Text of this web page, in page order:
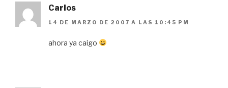
Carlos
14 DE MARZO DE 2007 A LAS 10:45 PM
ahora ya caigo